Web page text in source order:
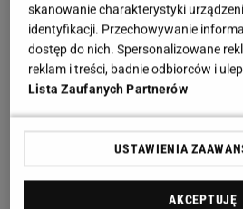
skanowanie charakterystyki
identyfikacji. Przechowywanie
dostęp do nich. Spersonalizowane
reklam i treści, badnie odbiorców i
Lista Zaufanych Partnerów
USTAWIENIA
AKCEPTUJĘ